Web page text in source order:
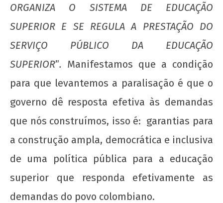
Nota Política da UJC SE - Nas eleições para o
59° CONUNE na UFS, o Coletivo Quilombo (PT)
escancara o oportunismo da majoritária da
UNE!
22 de
de
2012
wp-
admin
ORGANIZA O SISTEMA DE EDUCAÇÃO
SUPERIOR E SE REGULA A PRESTAÇÃO DO
SERVIÇO PÚBLICO DA EDUCAÇÃO
SUPERIOR”. Manifestamos que a condição
para que levantemos a paralisação é que o
governo dê resposta efetiva às demandas
que nós construímos, isso é: garantias para
a construção ampla, democrática e inclusiva
de uma política pública para a educação
superior que responda efetivamente as
demandas do povo colombiano.